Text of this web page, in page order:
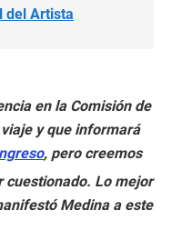
del Artista
en la Comisión de
y que informará
, pero creemos
cuestionado. Lo mejor
Medina a este